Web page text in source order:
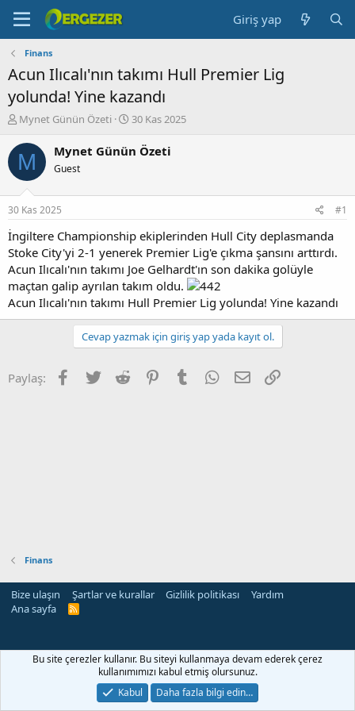
Giriş yap
Finans
Acun Ilıcalı'nın takımı Hull Premier Lig
yolunda! Yine kazandı
K
n
b
u
u
b
a
ş
l
a
t
a
n
Mynet Günün Özeti
B
ş
ç
t
a
r
i
h
i
30 Kas 2025
M Mynet Günün Özeti
Guest
30 Kas 2025 #1
İngiltere Championship ekiplerinden Hull City deplasmanda
Stoke City'yi 2-1 yenerek Premier Lig'e çıkma şansını arttırdı.
Acun Ilıcalı'nın takımı Joe Gelhardt'ın son dakika golüyle
maçtan galip ayrılan takım oldu.
Acun Ilıcalı'nın takımı Hull Premier Lig yolunda! Yine kazandı
Cevap yazmak için giriş yap yada kayıt ol.
Paylaş: Facebook
Twitter Reddit PinterestTumblr WhatsApp
E-posta
Finans
Bize ulaşın Şartlar ve kurallar Gizlilik politikası
Yardım
Ana sayfa
R
Bu site çerezler kullanır. Bu siteyi kullanmaya devam ederek çerez
kullanımımızı kabul etmiş olursunuz.
Kabul
Daha fazla bilgi edin…